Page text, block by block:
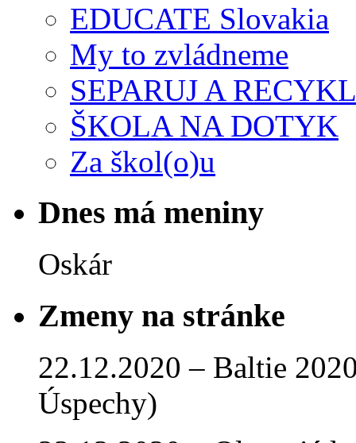
EDUCATE Slovakia
My to zvládneme
SEPARUJ A
ŠKOLA NA DOTYK
Za škol(o)u
Dnes má meniny
Oskár
Zmeny na stránke
22.12.2020 – Baltie
Úspechy)